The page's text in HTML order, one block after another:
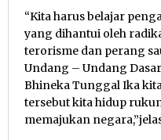
“Kita harus belajar
yang dihantui oleh
terorisme dan perang
Undang – Undang
Bhineka Tunggal Ika
tersebut kita hidup
memajukan